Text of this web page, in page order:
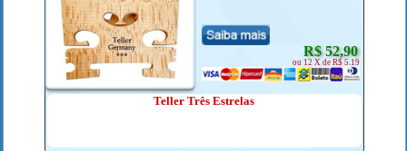
R$ 52,90
ou 12 X de R$ 5.19
Teller Três Estrelas